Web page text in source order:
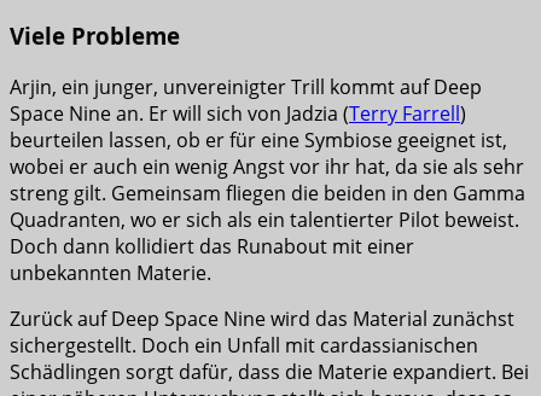
Viele Probleme
Arjin, ein junger, unvereinigter Trill kommt auf Deep
Space Nine an. Er will sich von Jadzia (Terry Farrell)
beurteilen lassen, ob er für eine Symbiose geeignet ist,
wobei er auch ein wenig Angst vor ihr hat, da sie als sehr
streng gilt. Gemeinsam fliegen die beiden in den Gamma
Quadranten, wo er sich als ein talentierter Pilot beweist.
Doch dann kollidiert das Runabout mit einer
unbekannten Materie.
Zurück auf Deep Space Nine wird das Material zunächst
sichergestellt. Doch ein Unfall mit cardassianischen
Schädlingen sorgt dafür, dass die Materie expandiert. Bei